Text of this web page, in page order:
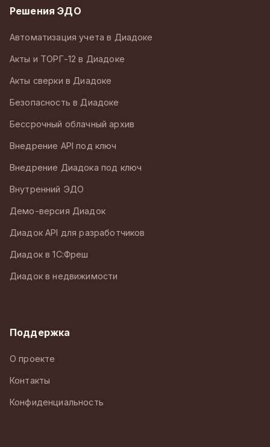
Решения ЭДО
Автоматизация учета в Диадоке
Акты и ТОРГ-12 в Диадоке
Акты сверки в Диадоке
Безопасность в Диадоке
Бессрочный облачный архив
Внедрение API под ключ
Внедрение Диадока под ключ
Внутренний ЭДО
Демо-версия Диадок
Диадок API для разработчиков
Диадок в 1С:Фреш
Диадок в недвижимости
Поддержка
О проекте
Контакты
Конфиденциальность